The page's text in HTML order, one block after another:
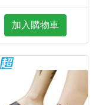
加入購物車